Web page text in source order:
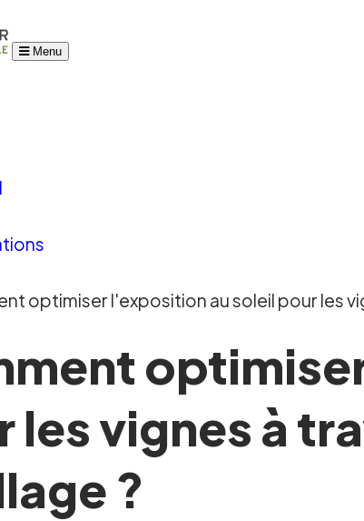
Menu
optimiser l'exposition au soleil pour les
les vignes à
?